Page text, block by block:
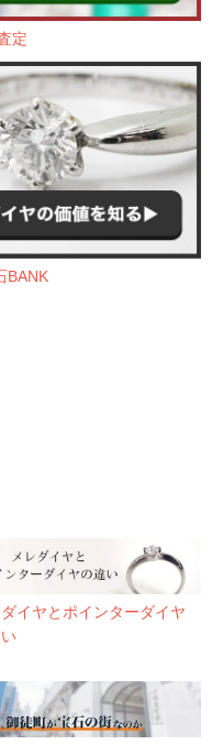
定
BANK
ダイヤとポインターダイヤ